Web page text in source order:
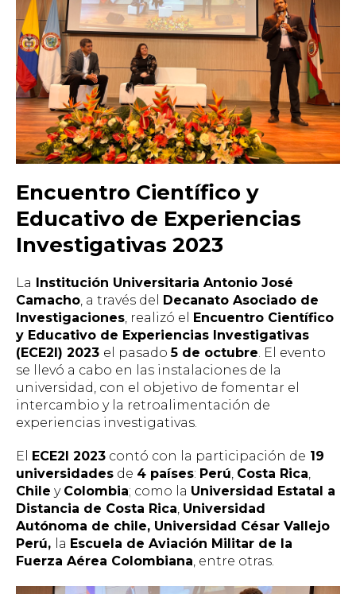
Encuentro Científico y
Educativo de Experiencias
Investigativas 2023
La Institución Universitaria Antonio José
Camacho, a través del Decanato Asociado de
Investigaciones, realizó el Encuentro Científico
y Educativo de Experiencias Investigativas
(ECE2I) 2023 el pasado5 de octubre. El evento
se llevó a cabo en las instalaciones de la
universidad, con el objetivo de fomentar el
intercambio y la retroalimentación de
experiencias investigativas.
El ECE2I 2023 contó con la participación de 19
universidades de 4 países: Perú, Costa Rica,
Chile y Colombia; como la Universidad Estatal a
Distancia de Costa Rica, Universidad
Autónoma de chile, Universidad César Vallejo
Perú, la Escuela de Aviación Militar de la
Fuerza Aérea Colombiana, entre otras.